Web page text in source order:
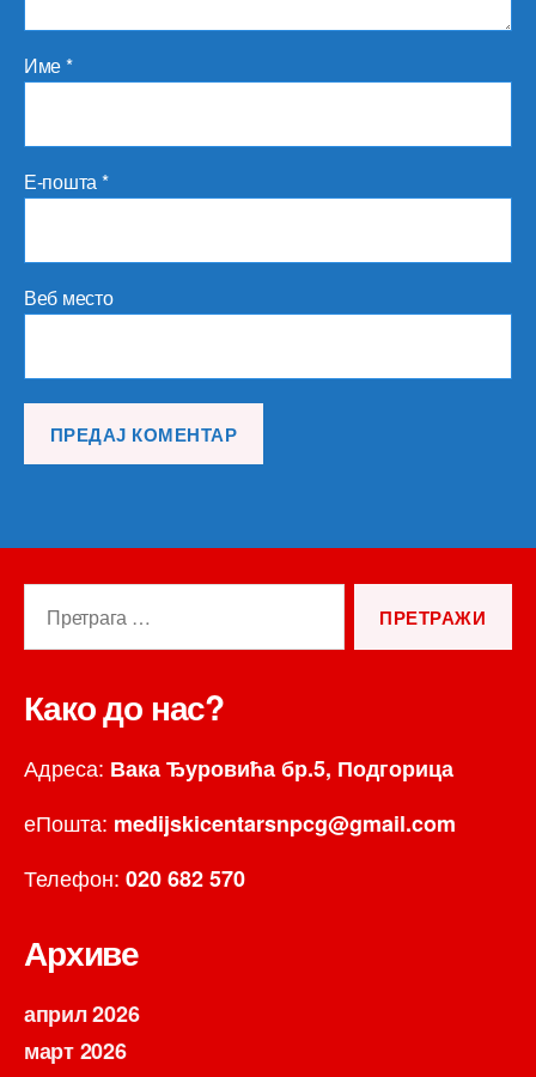
Име*
Е-пошта*
Веб место
Како до нас?
Адреса: Вака Ђуровића бр.5, Подгорица
еПошта: medijskicentarsnpcg@gmail.com
Телефон: 020 682 570
Архиве
април 2026
март 2026